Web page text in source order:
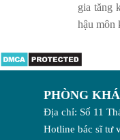
gia tăng
hậu môn
PHÒNG
Địa chỉ: Số 11
Hotline bác sĩ tư